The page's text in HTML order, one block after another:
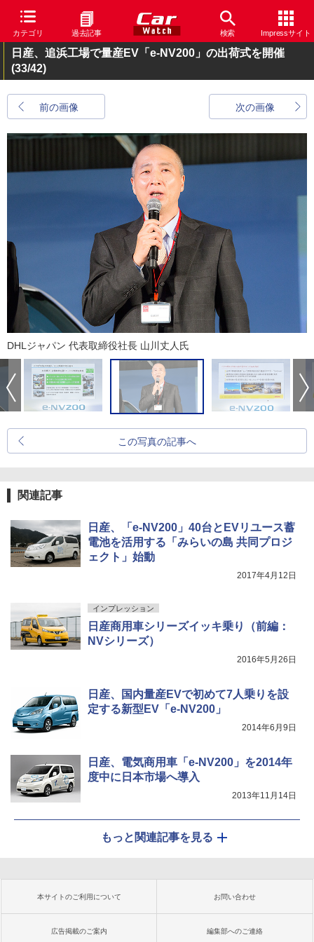
カテゴリ 過去記事 検索 Impressサイト
日産、追浜工場で量産EV「e-NV200」の出荷式を開催
(33/42)
前の画像 次の画像
DHLジャパン 代表取締役社長 山川丈人氏
この写真の記事へ
関連記事
日産、「e-NV200」40台とEVリユース蓄
電池を活用する「みらいの島 共同プロジ
ェクト」始動
2017年4月12日
インプレッション
日産商用車シリーズイッキ乗り（前編：
NVシリーズ）
2016年5月26日
日産、国内量産EVで初めて7人乗りを設
定する新型EV「e-NV200」
2014年6月9日
日産、電気商用車「e-NV200」を2014年
度中に日本市場へ導入
2013年11月14日
もっと関連記事を見る
本サイトのご利用について お問い合わせ
広告掲載のご案内 編集部へのご連絡